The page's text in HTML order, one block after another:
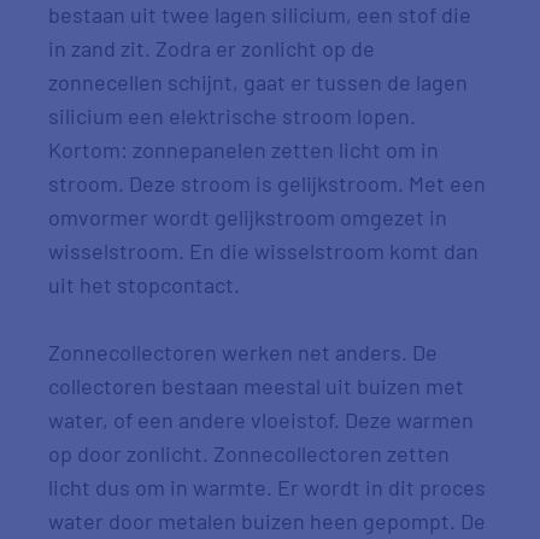
bestaan uit twee lagen silicium, een stof die
in zand zit. Zodra er zonlicht op de
zonnecellen schijnt, gaat er tussen de lagen
silicium een elektrische stroom lopen.
Kortom: zonnepanelen zetten licht om in
stroom. Deze stroom is gelijkstroom. Met een
omvormer wordt gelijkstroom omgezet in
wisselstroom. En die wisselstroom komt dan
uit het stopcontact.
Zonnecollectoren werken net anders. De
collectoren bestaan meestal uit buizen met
water, of een andere vloeistof. Deze warmen
op door zonlicht. Zonnecollectoren zetten
licht dus om in warmte. Er wordt in dit proces
water door metalen buizen heen gepompt. De